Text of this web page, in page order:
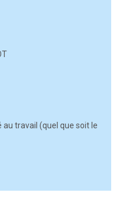
travail (quel que soit le